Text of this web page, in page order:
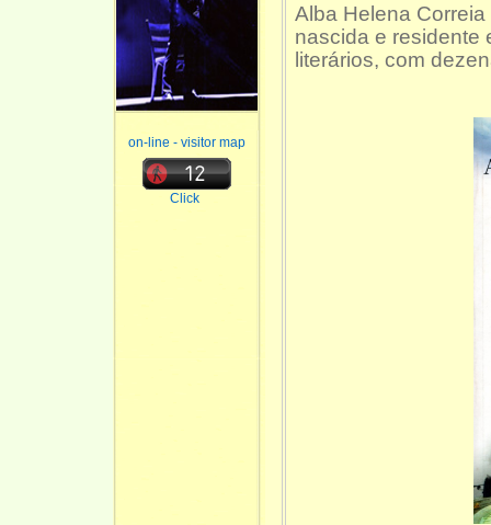
on-line - visitor map
Click
Alba Helena
nascida e residente
literários, com